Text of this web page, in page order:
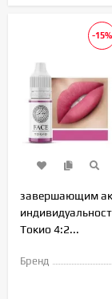
-15%
завершающим
Токио 4:2...
Бренд